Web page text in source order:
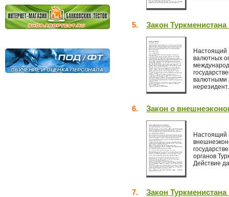
5. Закон
Настоящий
валютных
валютными
6. Закон о
Настоящий
органов
Действие
7. Закон